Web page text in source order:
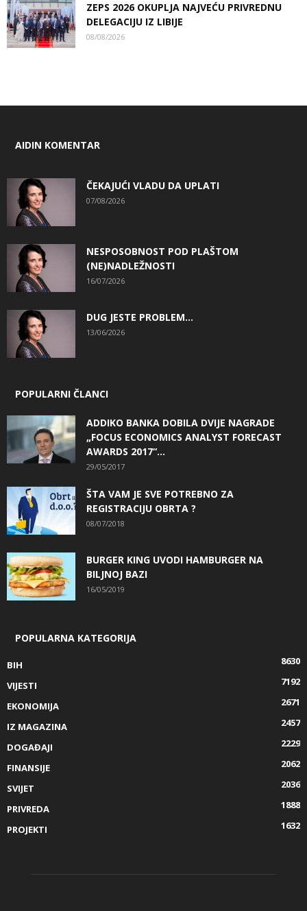
ZEPS 2026 OKUPLJA NAJVEĆU PRIVREDNU
DELEGACIJU IZ LIBIJE
08/08/2026
AIDIN KOMENTAR
ČEKAJUĆI VLADU DA UPLATI
07/08/2026
NESPOSOBNOST POD PLAŠTOM
(NE)NADLEŽNOSTI
16/07/2026
DUG JESTE PROBLEM…
13/06/2026
POPULARNI ČLANCI
ADDIKO BANKA DOBILA DVIJE NAGRADE
„FOCUS ECONOMICS ANALYST FORECAST
AWARDS 2017“...
29/05/2017
ŠTA VAM JE SVE POTREBNO ZA
REGISTRACIJU OBRTA ?
08/07/2018
BURGER KING UVODI HAMBURGER NA
BILJNOJ BAZI
16/05/2019
POPULARNA KATEGORIJA
BIH
8630
VIJESTI
7192
EKONOMIJA
2671
IZ MAGAZINA
2457
DOGAĐAJI
2229
FINANSIJE
2062
SVIJET
2036
PRIVREDA
1888
PROJEKTI
1632